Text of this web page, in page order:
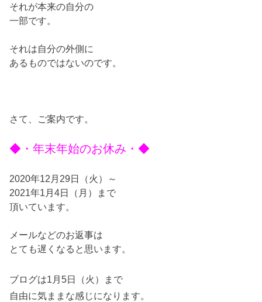
それが本来の自分の
一部です。
それは自分の外側に
あるものではないのです。
さて、ご案内です。
◆・年末年始のお休み・◆
2020年12月29日（火）～
2021年1月4日（月）まで
頂いています。
メールなどのお返事は
とても遅くなると思います。
ブログは1月5日（火）まで
自由に気ままな感じになります。